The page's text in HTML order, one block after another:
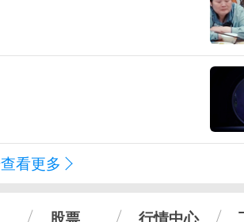
看更多
股票 行情中心